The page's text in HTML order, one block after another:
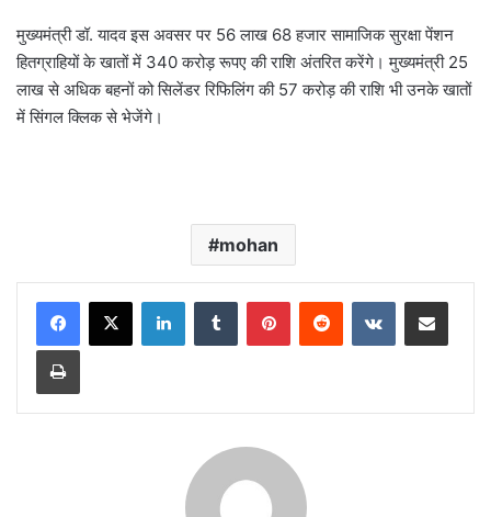
मुख्यमंत्री डॉ. यादव इस अवसर पर 56 लाख 68 हजार सामाजिक सुरक्षा पेंशन
हितग्राहियों के खातों में 340 करोड़ रूपए की राशि अंतरित करेंगे। मुख्यमंत्री 25
लाख से अधिक बहनों को सिलेंडर रिफिलिंग की 57 करोड़ की राशि भी उनके खातों
में सिंगल क्लिक से भेजेंगे।
mohan
LinkedInTumblr PinterestReddit VKontakteShare via Email
Print